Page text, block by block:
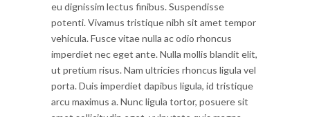
eu dignissim lectus finibus. Suspendisse
potenti. Vivamus tristique nibh sit amet tempor
vehicula. Fusce vitae nulla ac odio rhoncus
imperdiet nec eget ante. Nulla mollis blandit elit,
ut pretium risus. Nam ultricies rhoncus ligula vel
porta. Duis imperdiet dapibus ligula, id tristique
arcu maximus a. Nunc ligula tortor, posuere sit